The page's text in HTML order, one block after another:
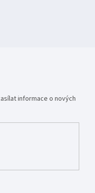
informace o nových